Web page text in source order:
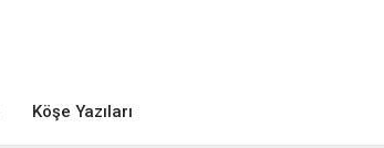
Köşe Yazıları